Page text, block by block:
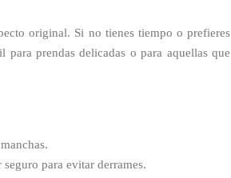
original. Si no tienes tiempo o prefieres
prendas delicadas o para aquellas que
para evitar derrames.